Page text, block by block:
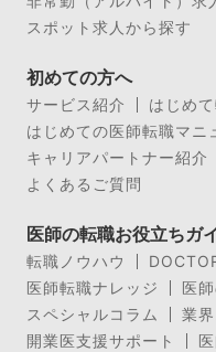
スポット求人から探す
初めての方へ
サービス紹介
はじめ
はじめての医師転職マニ
キャリアパートナー紹介
よくあるご質問
医師の転職お役立ちガ
転職ノウハウ
医師転職ナレッジ
医
スペシャルコラム
業
開業医支援サポート